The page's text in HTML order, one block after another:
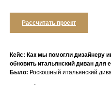
Рассчитать проект
Кейс: Как мы помогли дизайнеру
обновить итальянский диван для
Было: Роскошный итальянский